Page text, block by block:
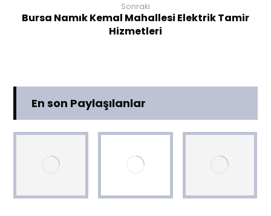
Sonraki
Bursa Namık Kemal Mahallesi Elektrik Tamir
Hizmetleri
En son Paylaşılanlar